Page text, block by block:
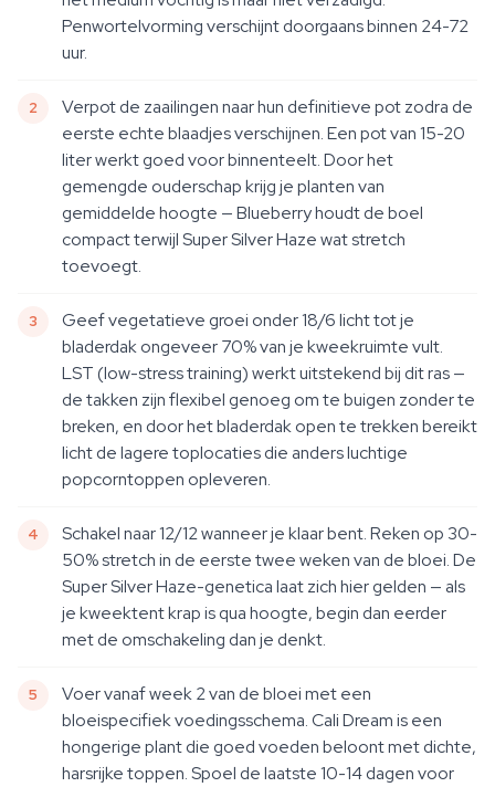
Penwortelvorming verschijnt doorgaans binnen 24-72
uur.
Verpot de zaailingen naar hun definitieve pot zodra de
eerste echte blaadjes verschijnen. Een pot van 15-20
liter werkt goed voor binnenteelt. Door het
gemengde ouderschap krijg je planten van
gemiddelde hoogte — Blueberry houdt de boel
compact terwijl Super Silver Haze wat stretch
toevoegt.
Geef vegetatieve groei onder 18/6 licht tot je
bladerdak ongeveer 70% van je kweekruimte vult.
LST (low-stress training) werkt uitstekend bij dit ras —
de takken zijn flexibel genoeg om te buigen zonder te
breken, en door het bladerdak open te trekken bereikt
licht de lagere toplocaties die anders luchtige
popcorntoppen opleveren.
Schakel naar 12/12 wanneer je klaar bent. Reken op 30-
50% stretch in de eerste twee weken van de bloei. De
Super Silver Haze-genetica laat zich hier gelden — als
je kweektent krap is qua hoogte, begin dan eerder
met de omschakeling dan je denkt.
Voer vanaf week 2 van de bloei met een
bloeispecifiek voedingsschema. Cali Dream is een
hongerige plant die goed voeden beloont met dichte,
harsrijke toppen. Spoel de laatste 10-14 dagen voor